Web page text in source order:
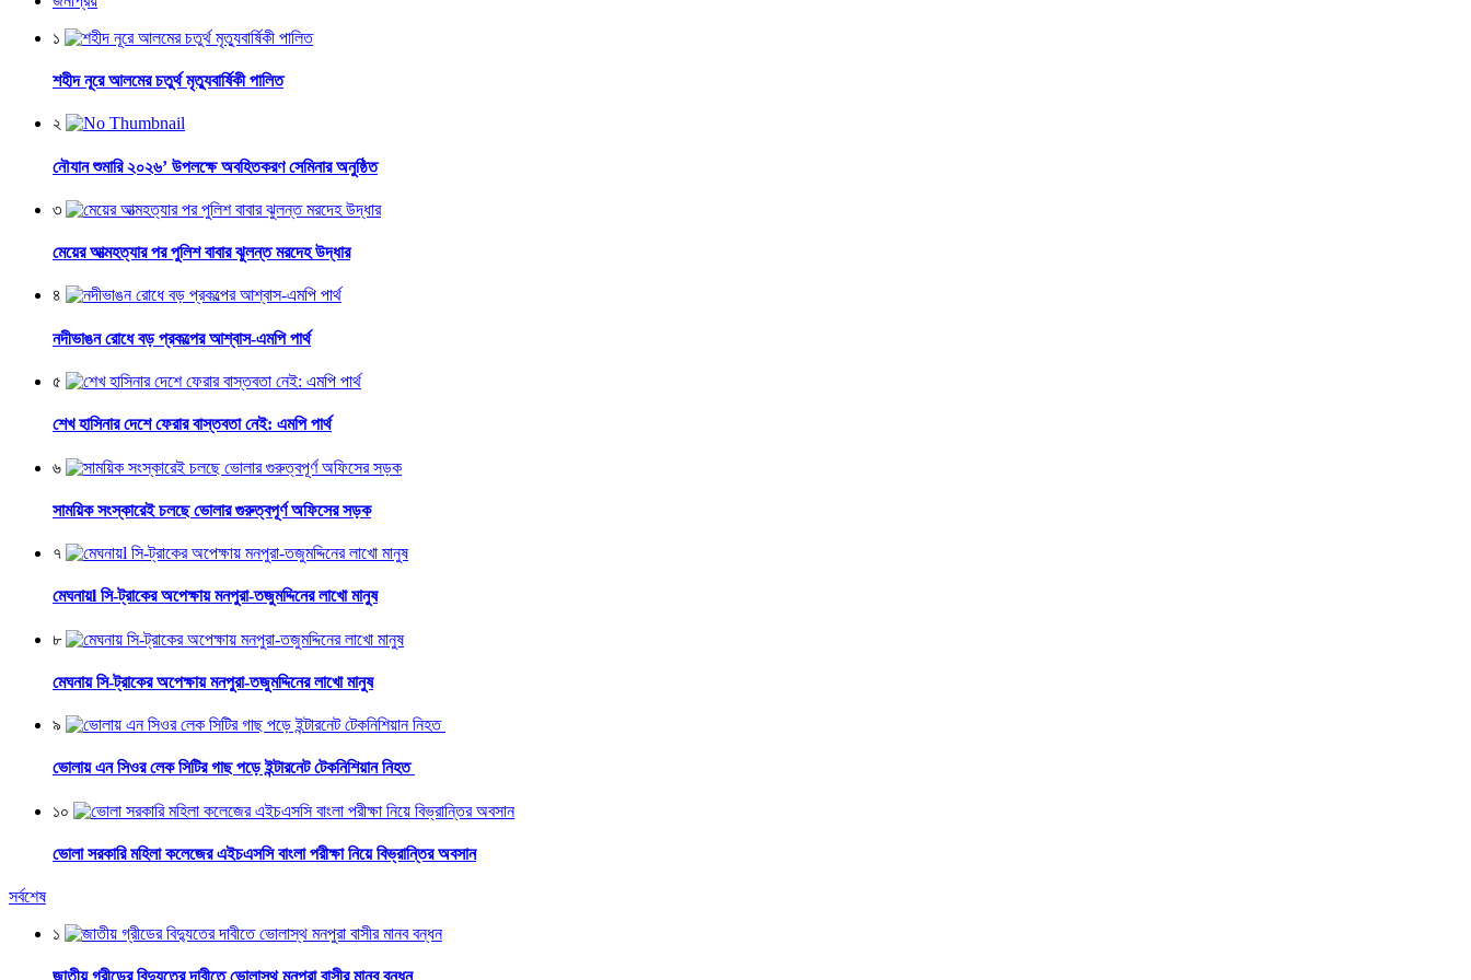
১
শহীদ নূরে আলমের চতুর্থ মৃত্যুবার্ষিকী পালিত
২
নৌযান শুমারি ২০২৬’ উপলক্ষে অবহিতকরণ সেমিনার অনুষ্ঠিত
৩
মেয়ের আত্মহত্যার পর পুলিশ বাবার ঝুলন্ত মরদেহ উদ্ধার
৪
নদীভাঙন রোধে বড় প্রকল্পের আশ্বাস-এমপি পার্থ
৫
শেখ হাসিনার দেশে ফেরার বাস্তবতা নেই: এমপি পার্থ
৬
সাময়িক সংস্কারেই চলছে ভোলার গুরুত্বপূর্ণ অফিসের সড়ক
৭
মেঘনায়l সি-ট্রাকের অপেক্ষায় মনপুরা-তজুমদ্দিনের লাখো মানুষ
৮
মেঘনায় সি-ট্রাকের অপেক্ষায় মনপুরা-তজুমদ্দিনের লাখো মানুষ
৯
ভোলায় এন সিওর লেক সিটির গাছ পড়ে ইন্টারনেট টেকনিশিয়ান নিহত
১০
ভোলা সরকারি মহিলা কলেজের এইচএসসি বাংলা পরীক্ষা নিয়ে বিভ্রান্তির অবসান
সর্বশেষ
১